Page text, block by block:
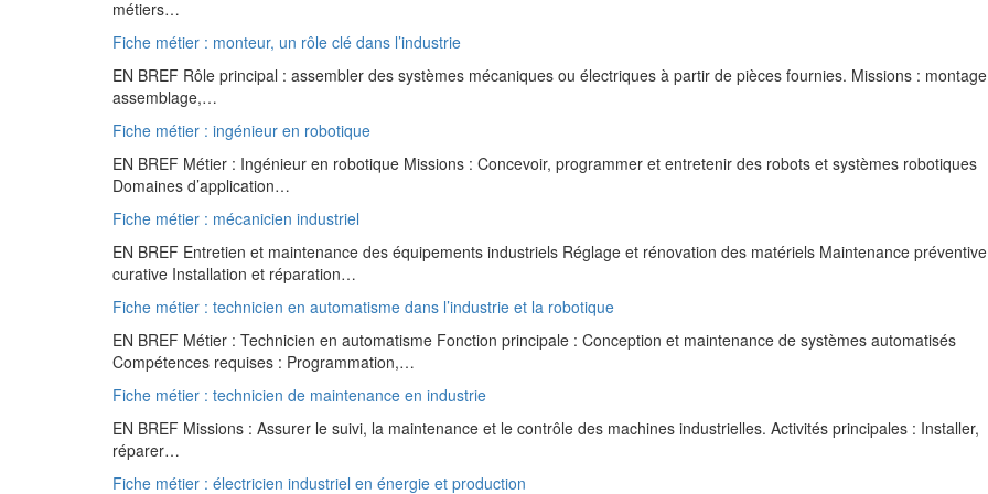
métiers…
Fiche métier : monteur, un rôle clé dans l’industrie
EN BREF Rôle principal : assembler des systèmes mécaniques ou électriques à partir de pièces fournies. Missions :
assemblage,…
Fiche métier : ingénieur en robotique
EN BREF Métier : Ingénieur en robotique Missions : Concevoir, programmer et entretenir des robots et systèmes robotiques
Domaines d’application…
Fiche métier : mécanicien industriel
EN BREF Entretien et maintenance des équipements industriels Réglage et rénovation des matériels Maintenance
curative Installation et réparation…
Fiche métier : technicien en automatisme dans l’industrie et la robotique
EN BREF Métier : Technicien en automatisme Fonction principale : Conception et maintenance de systèmes automatisés
Compétences requises : Programmation,…
Fiche métier : technicien de maintenance en industrie
EN BREF Missions : Assurer le suivi, la maintenance et le contrôle des machines industrielles. Activités principales : Installer,
réparer…
Fiche métier : électricien industriel en énergie et production